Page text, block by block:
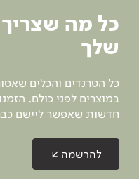
כל מה
שלך
כל הטרנדים והכלים
במוצרים לפני כולם,
חדשות שאפשר ליישם
להרשמה